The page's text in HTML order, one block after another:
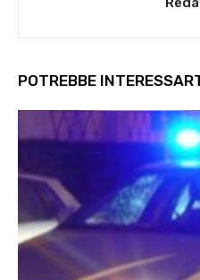
POTREBBE